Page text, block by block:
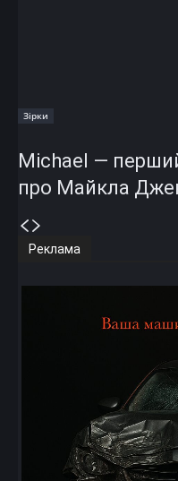
Зірки
Michael —
про Майкла
Реклама